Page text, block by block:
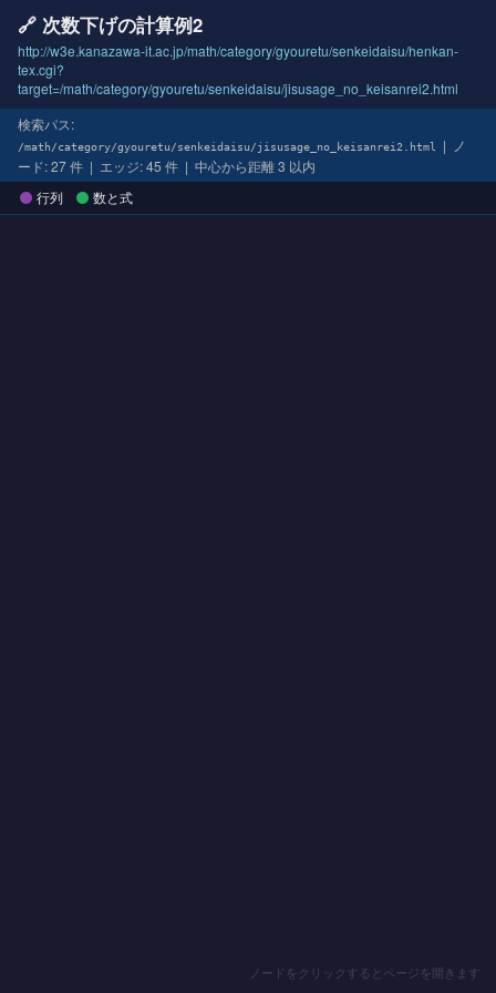
🔗 次数下げの計算例2
http://w3e.kanazawa-it.ac.jp/math/category/gyouretu/senkeidaisu/henkan-
tex.cgi?
target=/math/category/gyouretu/senkeidaisu/jisusage_no_keisanrei2.html
検索パス:
/math/category/gyouretu/senkeidaisu/jisusage_no_keisanrei2.html
| ノ
ード: 27 件 | エッジ: 45 件 | 中心から距離 3 以内
行列 数と式
ノードをクリックするとページを開きます